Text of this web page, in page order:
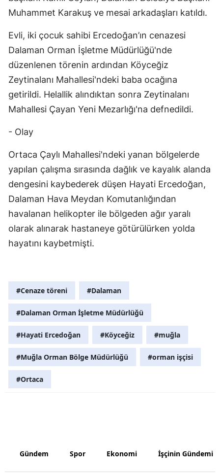
Hatay
Kars
Kayseri
Kırklareli
Kırşehir
Kocaeli
Konya
Muğla
Rize
Sakarya
Muhammet Karakuş ve mesai arkadaşları katıldı.
Evli, iki çocuk sahibi Ercedoğan’ın cenazesi
Dalaman Orman İşletme Müdürlüğü'nde
düzenlenen törenin ardından Köyceğiz
Zeytinalanı Mahallesi'ndeki baba ocağına
getirildi. Helallik alındıktan sonra Zeytinalanı
Mahallesi Çayan Yeni Mezarlığı'na defnedildi.
- Olay
Ortaca Çaylı Mahallesi'ndeki yanan bölgelerde
yapılan çalışma sırasında dağlık ve kayalık alanda
dengesini kaybederek düşen Hayati Ercedoğan,
Dalaman Hava Meydan Komutanlığından
havalanan helikopter ile bölgeden ağır yaralı
olarak alınarak hastaneye götürülürken yolda
hayatını kaybetmişti.
#Cenaze töreni #Dalaman
#Dalaman Orman İşletme Müdürlüğü
#Hayati Ercedoğan #Köyceğiz #muğla
#Muğla Orman Bölge Müdürlüğü #orman işçisi
#Ortaca
Gündem Spor Ekonomi İşçinin Gündemi